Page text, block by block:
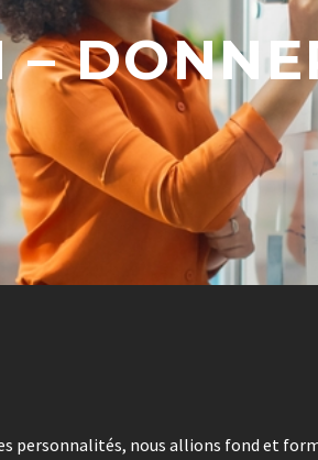
–
nous allions fond et